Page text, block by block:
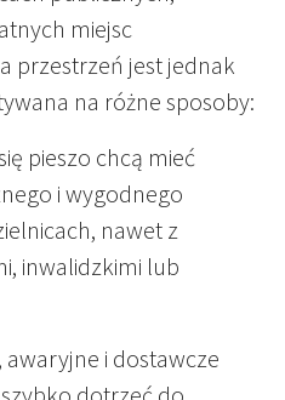
miejsc
przestrzeń jest jednak
na różne sposoby:
pieszo chcą mieć
i wygodnego
nawet z
inwalidzkimi lub
i dostawcze